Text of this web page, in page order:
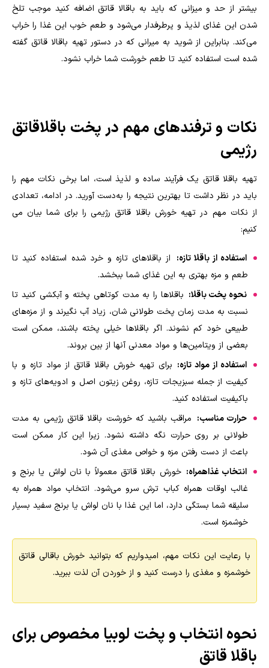
بیشتر از حد و میزانی که باید به باقالا قاتق اضافه کنید موجب تلخ
شدن این غذای لذیذ و پرطرفدار می‌شود و طعم خوب این غذا را خراب
می‌کند. بنابراین از شوید به میرانی که در دستور تهیه باقالا قاتق گفته
شده است استفاده کنید تا طعم خورشت شما خراب نشود.
نکات و ترفندهای مهم در پخت باقلاقاتق
رژیمی
تهیه باقلا قاتق یک فرآیند ساده و لذیذ است، اما برخی نکات مهم را
باید در نظر داشت تا بهترین نتیجه را به‌دست آورید. در ادامه، تعدادی
از نکات مهم در تهیه خورش باقلا قاتق رژیمی را برای شما بیان می
کنیم:
استفاده از باقلا تازه: از باقلا‌های تازه و خرد شده استفاده کنید تا
طعم و مزه بهتری به این غذای شما ببخشد.
نحوه پخت باقلا: باقلا‌ها را به مدت کوتاهی پخته و آبکشی کنید تا
نسبت به مدت زمان پخت طولانی شان، زیاد آب نگیرند و از مزه‌های
طبیعی خود کم نشوند. اگر باقلا‌ها خیلی پخته باشند، ممکن است
بعضی از ویتامین‌ها و مواد معدنی آنها از بین بروند.
استفاده از مواد تازه: برای تهیه خورش باقلا قاتق از مواد تازه و با
کیفیت از جمله سبزیجات تازه، روغن زیتون اصل و ادویه‌های تازه و
باکیفیت استفاده کنید.
حرارت مناسب: مراقب باشید که خورشت باقلا قاتق رژیمی به مدت
طولانی بر روی حرارت نگه داشته نشود. زیرا این کار ممکن است
باعث از دست رفتن مزه و خواص مغذی آن شود.
انتخاب غذاهمراه: خورش باقلا قاتق معمولاً با نان لواش یا برنج و
غالب اوقات همراه کباب ترش سرو می‌شود. انتخاب مواد همراه به
سلیقه شما بستگی دارد، اما این غذا با نان لواش یا برنج سفید بسیار
خوشمزه است.
با رعایت این نکات مهم، امیدواریم که بتوانید خورش باقالی قاتق
خوشمزه و مغذی را درست کنید و از خوردن آن لذت ببرید.
نحوه انتخاب و پخت لوبیا مخصوص برای
باقلا قاتق